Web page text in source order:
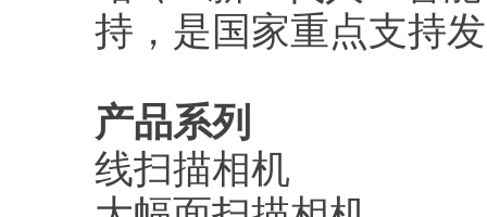
持，是国家重点支持
产品系列
线扫描相机